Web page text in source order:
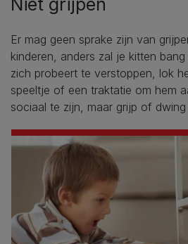
Er mag geen sprake zijn van
kinderen, anders zal je kitten
zich probeert te verstoppen, lok
speeltje of een traktatie om hem
sociaal te zijn, maar grijp of